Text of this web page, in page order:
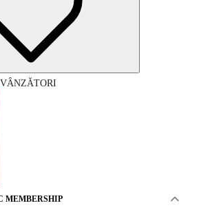
MEMBERSHIP